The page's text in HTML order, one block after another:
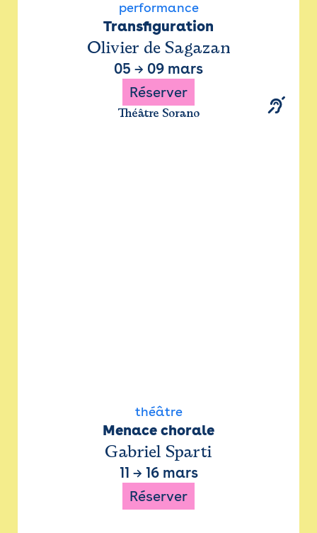
performance
Transfiguration
Olivier de Sagazan
05 → 09 mars
Réserver
Théâtre Sorano
théâtre
Menace chorale
Gabriel Sparti
11 → 16 mars
Réserver